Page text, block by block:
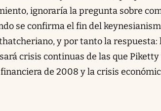
ignoraría la pregunta sobre
se confirma el fin del
y por tanto la respuesta:
crisis continuas de las que
de 2008 y la crisis